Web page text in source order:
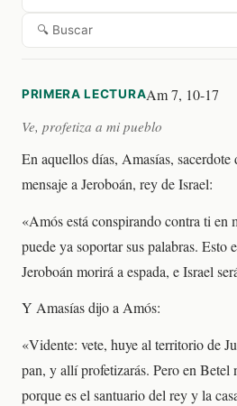
🔍 Buscar
PRIMERA LECTURAAm 7, 10-17
Ve, profetiza a mi pueblo
En aquellos días, Amasías,
mensaje a Jeroboán, rey de Israel:
«Amós está conspirando contra ti en
puede ya soportar sus palabras. Esto
Jeroboán morirá a espada, e Israel
Y Amasías dijo a Amós:
«Vidente: vete, huye al territorio de
pan, y allí profetizarás. Pero en Betel
porque es el santuario del rey y la